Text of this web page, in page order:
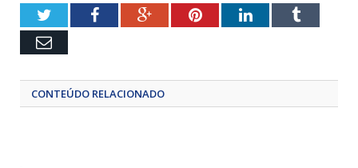
TwitterFacebookGoogle+PinterestLinkedInTumblr
Email
CONTEÚDO RELACIONADO